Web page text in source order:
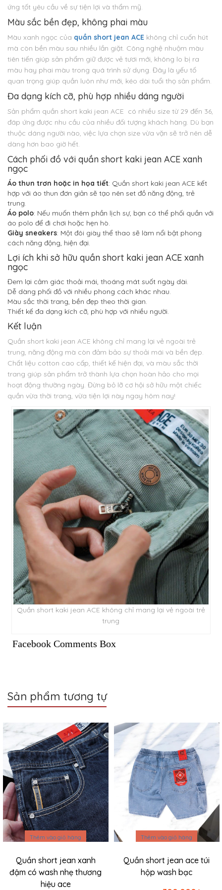
ứng tốt yêu cầu về sự tiện lợi và thẩm mỹ.
Màu sắc bền đẹp, không phai màu
Màu xanh ngọc của quần short jean ACE không chỉ cuốn hút
mà còn bền màu sau nhiều lần giặt. Công nghệ nhuộm màu
tiên tiến giúp sản phẩm giữ được vẻ tươi mới, không lo bị ra
màu hay phai màu trong quá trình sử dụng. Đây là yếu tố
quan trọng giúp quần luôn như mới, kéo dài tuổi thọ sản phẩm.
Đa dạng kích cỡ, phù hợp nhiều dáng người
Sản phẩm quần short kaki jean ACE có nhiều size từ 29 đến 36,
đáp ứng được nhu cầu của nhiều đối tượng khách hàng. Dù bạn
thuộc dáng người nào, việc lựa chọn size vừa vặn sẽ trở nên dễ
dàng hơn bao giờ hết.
Cách phối đồ với quần short kaki jean ACE xanh
ngọc
Áo thun trơn hoặc in họa tiết: Quần short kaki jean ACE kết
hợp với áo thun đơn giản sẽ tạo nên set đồ năng động, trẻ
trung.
Áo polo: Nếu muốn thêm phần lịch sự, bạn có thể phối quần với
áo polo để đi chơi hoặc hẹn hò.
Giày sneakers: Một đôi giày thể thao sẽ làm nổi bật phong
cách năng động, hiện đại.
Lợi ích khi sở hữu quần short kaki jean ACE xanh
ngọc
Đem lại cảm giác thoải mái, thoáng mát suốt ngày dài.
Dễ dàng phối đồ với nhiều phong cách khác nhau.
Màu sắc thời trang, bền đẹp theo thời gian.
Thiết kế đa dạng kích cỡ, phù hợp với nhiều người.
Kết luận
Quần short kaki jean ACE không chỉ mang lại vẻ ngoài trẻ
trung, năng động mà còn đảm bảo sự thoải mái và bền đẹp.
Chất liệu cotton cao cấp, thiết kế hiện đại, và màu sắc thời
trang giúp sản phẩm trở thành lựa chọn hoàn hảo cho mọi
hoạt động thường ngày. Đừng bỏ lỡ cơ hội sở hữu một chiếc
quần vừa thời trang, vừa tiện lợi này ngay hôm nay!
Quần short kaki jean ACE không chỉ mang lại vẻ ngoài trẻ
trung
Facebook Comments Box
Sản phẩm tương tự
Sale
Thêm vào giỏ hàng
Quần short jean xanh
đậm có wash nhẹ thương
hiệu ace
Sale
Thêm vào giỏ hàng
Quần short jean ace túi
hộp wash bạc